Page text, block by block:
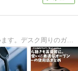
暮らしが捗るモノ・コトを日々発信しています。デスク周りのガジェットや、QOLの上がる家電の紹介が多め。